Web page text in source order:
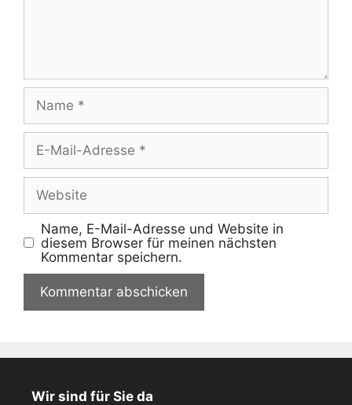
Name
E-
Mail-
Adresse
Website
Name, E-Mail-Adresse und Website in
diesem Browser für meinen nächsten
Kommentar speichern.
Wir sind für Sie da